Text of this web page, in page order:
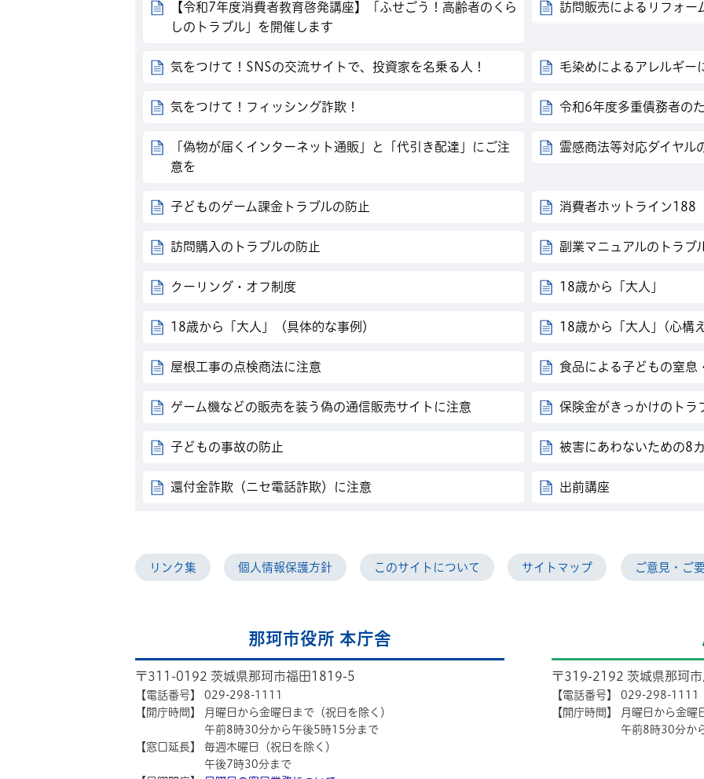
【令和7年度消費者教育啓発講座】「ふせごう！高齢者のくら
しのトラブル」を開催します
訪問販売によるリフォー
気をつけて！SNSの交流サイトで、投資家を名乗る人！ 毛染めによるアレルギー
気をつけて！フィッシング詐欺！ 令和6年度多重債務者の
「偽物が届くインターネット通販」と「代引き配達」にご注
意を
霊感商法等対応ダイヤル
子どものゲーム課金トラブルの防止 消費者ホットライン188
訪問購入のトラブルの防止 副業マニュアルのトラブ
クーリング・オフ制度 18歳から「大人」
18歳から「大人」（具体的な事例） 18歳から「大人」(心構
屋根工事の点検商法に注意 食品による子どもの窒
ゲーム機などの販売を装う偽の通信販売サイトに注意 保険金がきっかけのトラ
子どもの事故の防止 被害にあわないための8
還付金詐欺（ニセ電話詐欺）に注意 出前講座
リンク集 個人情報保護方針 このサイトについて サイトマップ ご意見・ご
那珂市役所 本庁舎
〒311-0192 茨城県那珂市福田1819-5
【電話番号】
029-298-1111
【開庁時間】
月曜日から金曜日まで（祝日を除く）
午前8時30分から午後5時15分まで
【窓口延長】
毎週木曜日（祝日を除く）
午後7時30分まで
〒319-2192 茨城県那珂
【電話番号】
029-298-1111
【開庁時間】
月曜日から金曜
午前8時30分か